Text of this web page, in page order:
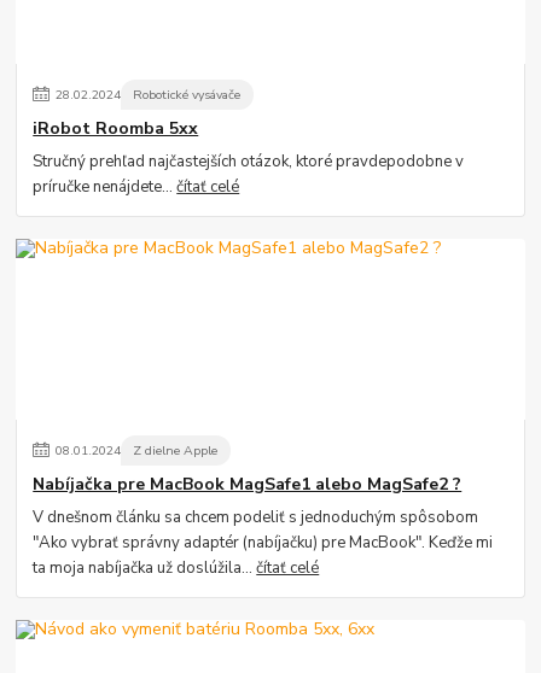
28.02.2024 Robotické vysávače
iRobot Roomba 5xx
Stručný prehľad najčastejších otázok, ktoré pravdepodobne v
príručke nenájdete...čítať celé
08.01.2024 Z dielne Apple
Nabíjačka pre MacBook MagSafe1 alebo MagSafe2 ?
V dnešnom článku sa chcem podeliť s jednoduchým spôsobom
"Ako vybrať správny adaptér (nabíjačku) pre MacBook". Keďže mi
ta moja nabíjačka už doslúžila...čítať celé